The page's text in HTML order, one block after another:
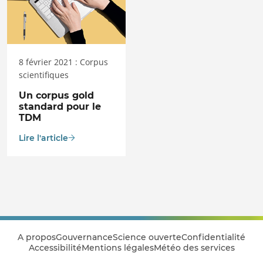
8 février 2021 : Corpus
scientifiques
Un corpus gold
standard pour le
TDM
Lire l'article
A proposGouvernanceScience ouverteConfidentialité
AccessibilitéMentions légalesMétéo des services